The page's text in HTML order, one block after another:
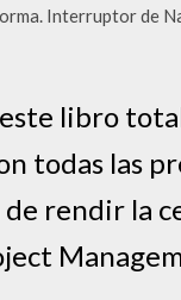
Interruptor de
libro
todas las
rendir la